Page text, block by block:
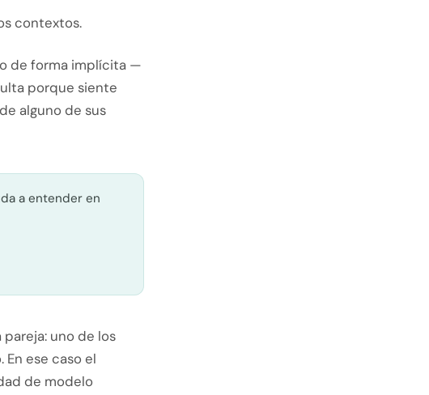
contextos.
de forma implícita —
porque siente
alguno de sus
a entender en
uno de los
ese caso el
de modelo